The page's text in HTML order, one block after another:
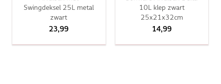
Swingdeksel 25L metal
zwart
23,99
10L klep zwart
25x21x32cm
14,99